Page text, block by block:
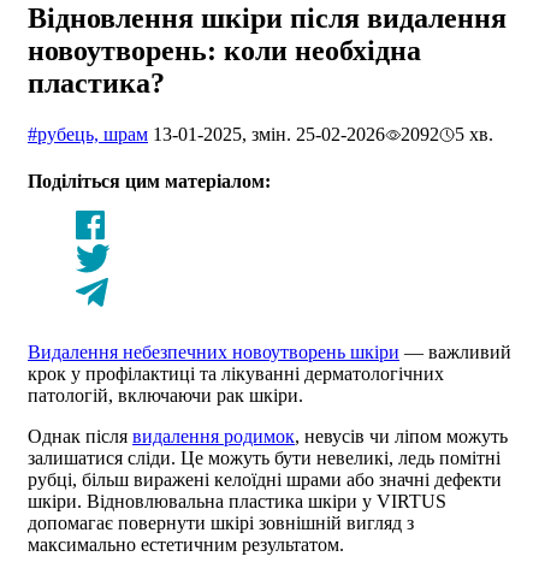
Відновлення шкіри після видалення
новоутворень: коли необхідна
пластика?
#рубець, шрам 13-01-2025, змін. 25-02-2026 2092 5 хв.
Поділіться цим матеріалом:
Видалення небезпечних новоутворень шкіри — важливий
крок у профілактиці та лікуванні дерматологічних
патологій, включаючи рак шкіри.
Однак після видалення родимок, невусів чи ліпом можуть
залишатися сліди. Це можуть бути невеликі, ледь помітні
рубці, більш виражені келоїдні шрами або значні дефекти
шкіри. Відновлювальна пластика шкіри у VIRTUS
допомагає повернути шкірі зовнішній вигляд з
максимально естетичним результатом.